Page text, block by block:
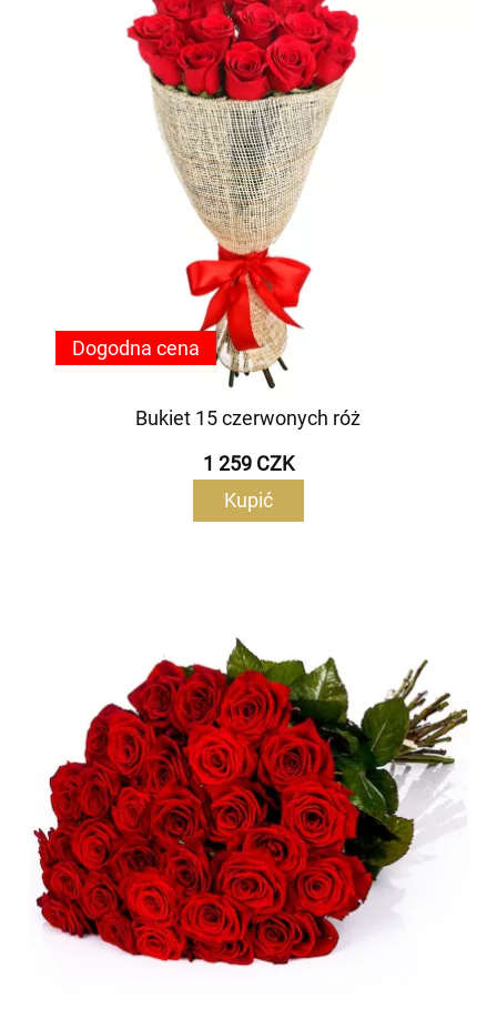
Bukiet 15 czerwonych róż
1 259 CZK
Kupić
Dogodna cena